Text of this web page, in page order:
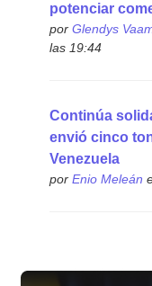
potenciar
por Glendys
las 19:44
Continúa
envió cinco
Venezuela
por Enio Meleán